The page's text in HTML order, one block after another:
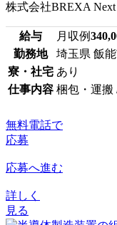
株式会社BREXA Next
給与 月収例
勤務地
埼玉県 飯
寮・社宅 あり
仕事内容 梱包・運搬
無料電話で
応募
応募へ進む
詳しく
見る